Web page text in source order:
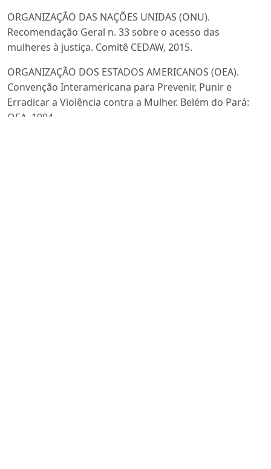
ORGANIZAÇÃO DAS NAÇÕES UNIDAS (ONU).
Recomendação Geral n. 33 sobre o acesso das
mulheres à justiça. Comitê CEDAW, 2015.
ORGANIZAÇÃO DOS ESTADOS AMERICANOS (OEA).
Convenção Interamericana para Prevenir, Punir e
Erradicar a Violência contra a Mulher. Belém do Pará:
OEA, 1994.